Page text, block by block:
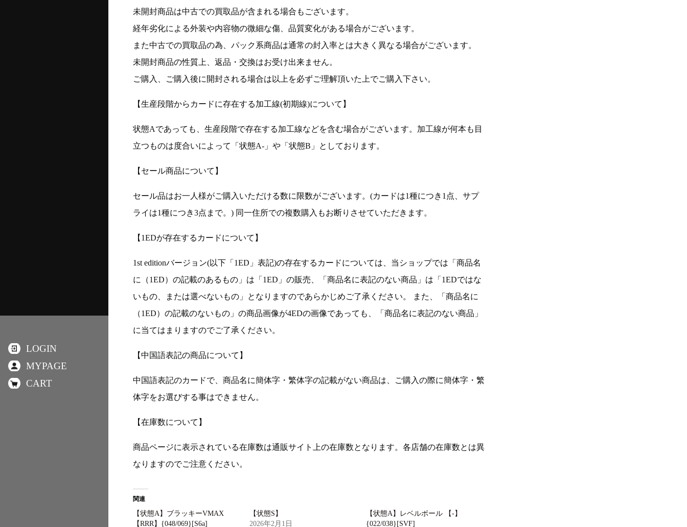
未開封商品は中古での買取品が含まれる場合もございます。
経年劣化による外装や内容物の微細な傷、品質変化がある場合がございます。
また中古での買取品の為、パック系商品は通常の封入率とは大きく異なる場合がございます。
未開封商品の性質上、返品・交換はお受け出来ません。
ご購入、ご購入後に開封される場合は以上を必ずご理解頂いた上でご購入下さい。
【生産段階からカードに存在する加工線(初期線)について】
状態Aであっても、生産段階で存在する加工線などを含む場合がございます。加工線が何本も目
立つものは度合いによって「状態A-」や「状態B」としております。
【セール商品について】
セール品はお一人様がご購入いただける数に限数がございます。(カードは1種につき1点、サプ
ライは1種につき3点まで。) 同一住所での複数購入もお断りさせていただきます。
【1EDが存在するカードについて】
1st editionバージョン(以下「1ED」表記)の存在するカードについては、当ショップでは「商品名
に（1ED）の記載のあるもの」は「1ED」の販売、「商品名に表記のない商品」は「1EDではな
いもの、または選べないもの」となりますのであらかじめご了承ください。 また、「商品名に
（1ED）の記載のないもの」の商品画像が4EDの画像であっても、「商品名に表記のない商品」
に当てはまりますのでご了承ください。
【中国語表記の商品について】
中国語表記のカードで、商品名に簡体字・繁体字の記載がない商品は、ご購入の際に簡体字・繁
体字をお選びする事はできません。
【在庫数について】
商品ページに表示されている在庫数は通販サイト上の在庫数となります。各店舗の在庫数とは異
なりますのでご注意ください。
関連
【状態A】ブラッキーVMAX
【RRR】{048/069}[S6a]
【状態S】
2026年2月1日
【状態A】レベルボール 【-】
{022/038}[SVF]
LOGIN
MYPAGE
CART